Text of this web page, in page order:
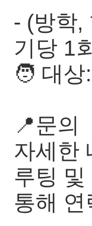
- (방학,
기당 1
🧑‍ 대상
📍문의
자세한
루팅
통해